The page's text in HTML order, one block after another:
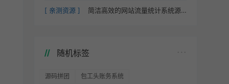
[ 亲测资源 ] 简洁高效的网站流量统计系统源码 – 支持实时监控与数据对比
随机标签
源码拼团 包工头账务系统